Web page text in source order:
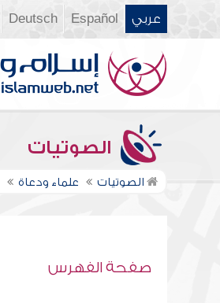
عربي Español
Deutsch
الصوتيات
الصوتيات علماء ودعاة
صفحة الفهرس